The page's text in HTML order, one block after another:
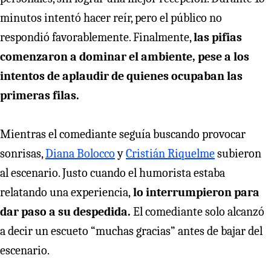
minutos intentó hacer reír, pero el público no
respondió favorablemente. Finalmente,las pifias
comenzaron a dominar el ambiente, pese a los
intentos de aplaudir de quienes ocupaban las
primeras filas.
Mientras el comediante seguía buscando provocar
sonrisas,Diana BoloccoyCristián Riquelmesubieron
al escenario. Justo cuando el humorista estaba
relatando una experiencia,lo interrumpieron para
dar paso a su despedida. El comediante solo alcanzó
a decir un escueto “muchas gracias” antes de bajar del
escenario.